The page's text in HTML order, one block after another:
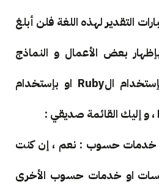
التقدير لهذه اللغة فلن أبلغ
بعض الأعمال و النماذج
لمواقع تم صناعتها بإستخدام الRuby او بإستخدام
حسوب : نعم ، إن كنت
او خدمات حسوب الأخرى